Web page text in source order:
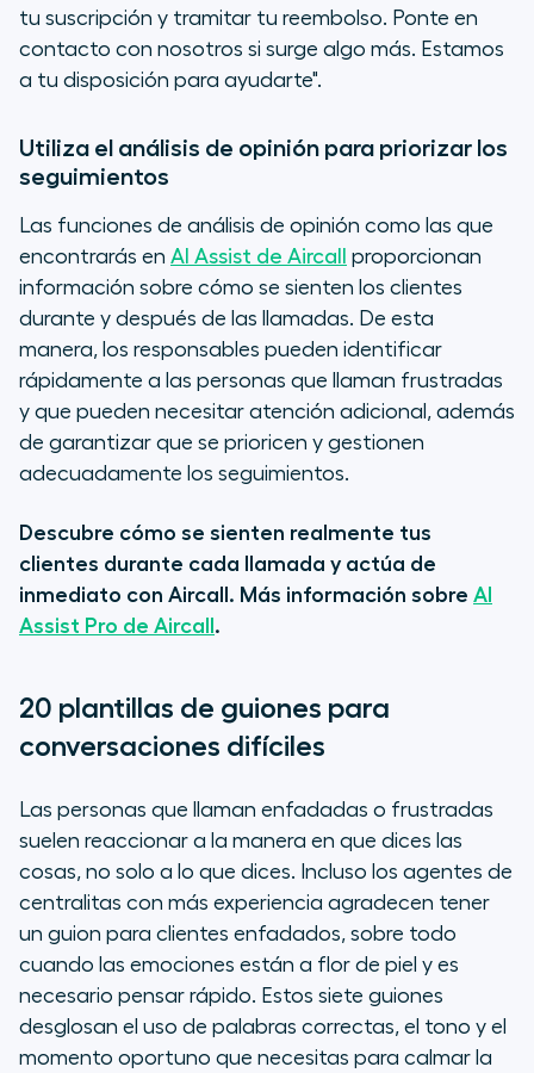
tu suscripción y tramitar tu reembolso. Ponte en
contacto con nosotros si surge algo más. Estamos
a tu disposición para ayudarte".
Utiliza el análisis de opinión para priorizar los
seguimientos
Las funciones de análisis de opinión como las que
encontrarás en AI Assist de Aircall
proporcionan
información sobre cómo se sienten los clientes
durante y después de las llamadas. De esta
manera, los responsables pueden identificar
rápidamente a las personas que llaman frustradas
y que pueden necesitar atención adicional, además
de garantizar que se prioricen y gestionen
adecuadamente los seguimientos.
Descubre cómo se sienten realmente tus
clientes durante cada llamada y actúa de
inmediato con Aircall. Más información sobre AI
Assist Pro de Aircall .
20 plantillas de guiones para
conversaciones difíciles
Las personas que llaman enfadadas o frustradas
suelen reaccionar a la manera en que dices las
cosas, no solo a lo que dices. Incluso los agentes de
centralitas con más experiencia agradecen tener
un guion para clientes enfadados, sobre todo
cuando las emociones están a flor de piel y es
necesario pensar rápido. Estos siete guiones
desglosan el uso de palabras correctas, el tono y el
momento oportuno que necesitas para calmar la